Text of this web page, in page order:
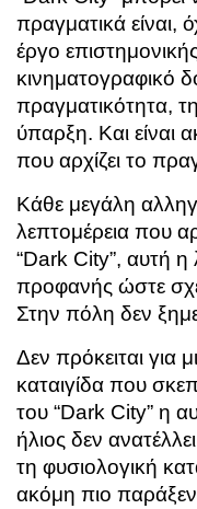
πραγματικά είναι,
έργο
κινηματογραφικό
πραγματικότητα,
ύπαρξη. Και είναι
που αρχίζει το
Κάθε μεγάλη
λεπτομέρεια που
“Dark City”, αυτή η
προφανής ώστε
Στην πόλη δεν
Δεν πρόκειται για
καταιγίδα που
του “Dark City” η
ήλιος δεν
τη φυσιολογική
ακόμη πιο